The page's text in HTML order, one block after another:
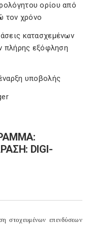
ορίου από
τον χρόνο
κατασχεμένων
πλήρης εξόφληση
υποβολής
DIGI-
στοχευμένων επενδύσεων